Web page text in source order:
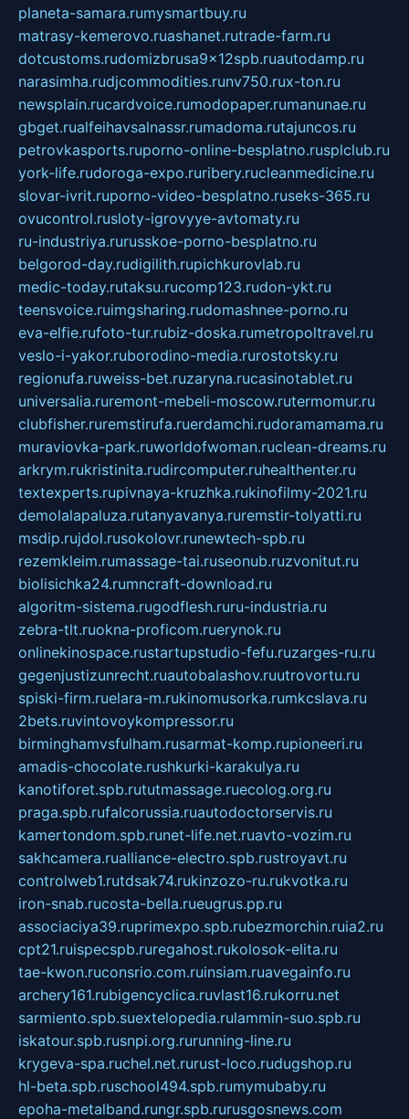
planeta-samara.rumysmartbuy.ru
matrasy-kemerovo.ruashanet.rutrade-farm.ru
dotcustoms.rudomizbrusa9x12spb.ruautodamp.ru
narasimha.rudjcommodities.runv750.rux-ton.ru
newsplain.rucardvoice.rumodopaper.rumanunae.ru
gbget.rualfeihavsalnassr.rumadoma.rutajuncos.ru
petrovkasports.ruporno-online-besplatno.rusplclub.ru
york-life.rudoroga-expo.ruribery.rucleanmedicine.ru
slovar-ivrit.ruporno-video-besplatno.ruseks-365.ru
ovucontrol.rusloty-igrovyye-avtomaty.ru
ru-industriya.rurusskoe-porno-besplatno.ru
belgorod-day.rudigilith.rupichkurovlab.ru
medic-today.rutaksu.rucomp123.rudon-ykt.ru
teensvoice.ruimgsharing.rudomashnee-porno.ru
eva-elfie.rufoto-tur.rubiz-doska.rumetropoltravel.ru
veslo-i-yakor.ruborodino-media.rurostotsky.ru
regionufa.ruweiss-bet.ruzaryna.rucasinotablet.ru
universalia.ruremont-mebeli-moscow.rutermomur.ru
clubfisher.ruremstirufa.ruerdamchi.rudoramamama.ru
muraviovka-park.ruworldofwoman.ruclean-dreams.ru
arkrym.rukristinita.rudircomputer.ruhealthenter.ru
textexperts.rupivnaya-kruzhka.rukinofilmy-2021.ru
demolalapaluza.rutanyavanya.ruremstir-tolyatti.ru
msdip.rujdol.rusokolovr.runewtech-spb.ru
rezemkleim.rumassage-tai.ruseonub.ruzvonitut.ru
biolisichka24.rumncraft-download.ru
algoritm-sistema.rugodflesh.ruru-industria.ru
zebra-tlt.ruokna-proficom.ruerynok.ru
onlinekinospace.rustartupstudio-fefu.ruzarges-ru.ru
gegenjustizunrecht.ruautobalashov.ruutrovortu.ru
spiski-firm.ruelara-m.rukinomusorka.rumkcslava.ru
2bets.ruvintovoykompressor.ru
birminghamvsfulham.rusarmat-komp.rupioneeri.ru
amadis-chocolate.rushkurki-karakulya.ru
kanotiforet.spb.rututmassage.ruecolog.org.ru
praga.spb.rufalcorussia.ruautodoctorservis.ru
kamertondom.spb.runet-life.net.ruavto-vozim.ru
sakhcamera.rualliance-electro.spb.rustroyavt.ru
controlweb1.rutdsak74.rukinzozo-ru.rukvotka.ru
iron-snab.rucosta-bella.rueugrus.pp.ru
associaciya39.ruprimexpo.spb.rubezmorchin.ruia2.ru
cpt21.ruispecspb.ruregahost.rukolosok-elita.ru
tae-kwon.ruconsrio.com.ruinsiam.ruavegainfo.ru
archery161.rubigencyclica.ruvlast16.rukorru.net
sarmiento.spb.suextelopedia.rulammin-suo.spb.ru
iskatour.spb.rusnpi.org.rurunning-line.ru
krygeva-spa.ruchel.net.rurust-loco.rudugshop.ru
hl-beta.spb.ruschool494.spb.rumymubaby.ru
epoha-metalband.rungr.spb.rurusgosnews.com